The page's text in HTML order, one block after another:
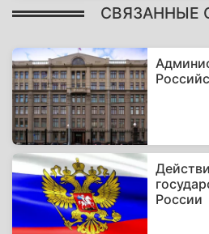
СВЯЗАННЫЕ
России